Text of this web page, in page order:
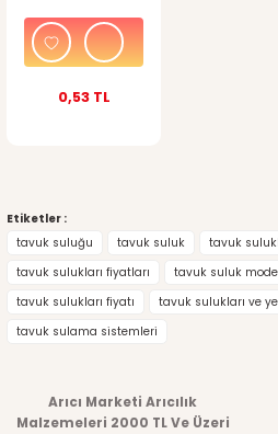
0,53 TL
Etiketler :
tavuk suluğu
tavuk suluk tavuk
tavuk sulukları fiyatları
tavuk suluk
tavuk sulukları fiyatı
tavuk sulukları ve
tavuk sulama sistemleri
Arıcı Marketi Arıcılık
Malzemeleri 2000 TL Ve Üzeri